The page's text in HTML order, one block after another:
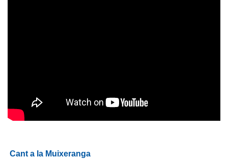
Cant a la Muixeranga